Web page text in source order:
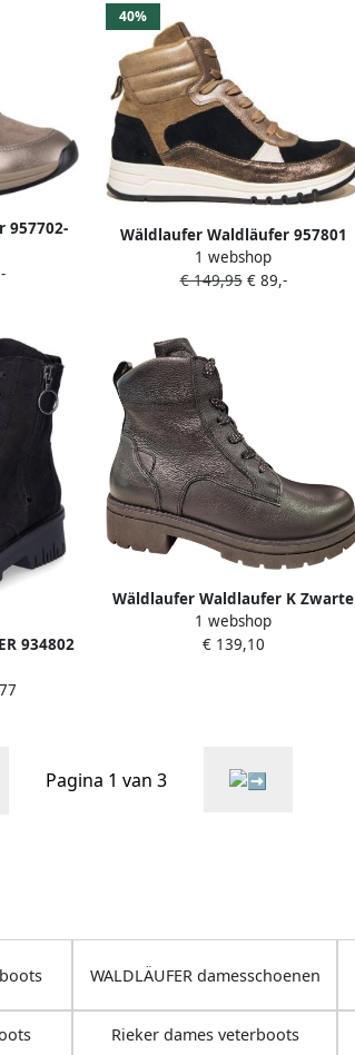
957702-
40%
Wäldlaufer Waldläufer 957801
veterboot
1 webshop
€ 149,95€ 89,-
934802
Wäldlaufer Waldlaufer K Zwarte
Leren Dames Veterboots Zwart
1 webshop
€ 139,10
Pagina 1 van 3
WALDLÄUFER damesschoenen
Rieker dames veterboots